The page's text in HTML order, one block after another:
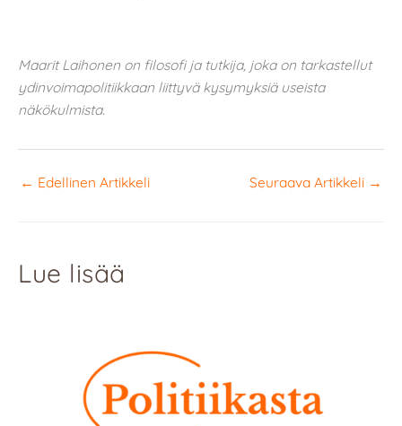
Maarit Laihonen on filosofi ja tutkija, joka on tarkastellut
ydinvoimapolitiikkaan liittyvä kysymyksiä useista
näkökulmista.
← Edellinen Artikkeli Seuraava Artikkeli →
Lue lisää